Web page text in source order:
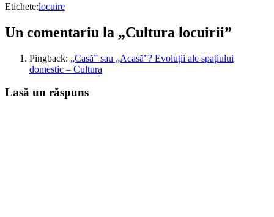
Etichete:locuire
Un comentariu la „Cultura locuirii”
Pingback: „Casă” sau „Acasă”? Evoluții ale spațiului
domestic – Cultura
Lasă un răspuns